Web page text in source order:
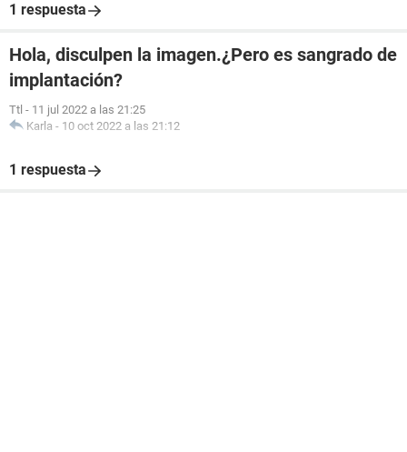
1 respuesta
Hola, disculpen la imagen.¿Pero es sangrado de
implantación?
Ttl - 11 jul 2022 a las 21:25
Karla - 10 oct 2022 a las 21:12
1 respuesta